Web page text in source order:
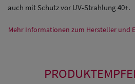
auch mit Schutz vor UV-Strahlung 40+.
Mehr Informationen zum Hersteller und